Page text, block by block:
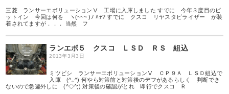
三菱 ランサーエボリューションⅤ 工場に入庫しました すでに 今年３度目のピ
ットイン 今回は何を ヽ(~~~ )ﾉ ﾊﾃ? すでに クスコ リヤスタビライザー が装
着されてますが．．． 当然 フ
ランエボ５ クスコ ＬＳＤ ＲＳ 組込
2013年3月3日
ミツビシ ランサーエボリューションⅤ ＣＰ９Ａ ＬＳＤ組込で
入庫 (^｡^) 何やら対策前と対策後のデフがあるらしく 判断でき
ないので急遽外しに (^◇^;) 対策後の確認がとれ 即行でクスコ Ｒ